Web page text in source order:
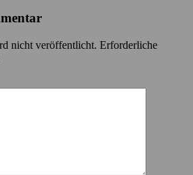
nicht veröffentlicht. Erforderliche